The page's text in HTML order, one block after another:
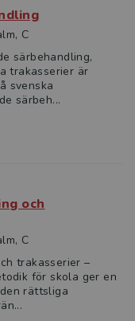
C
särbehandling,
trakasserier är
svenska
särbeh...
och
C
trakasserier –
för skola ger en
rättsliga